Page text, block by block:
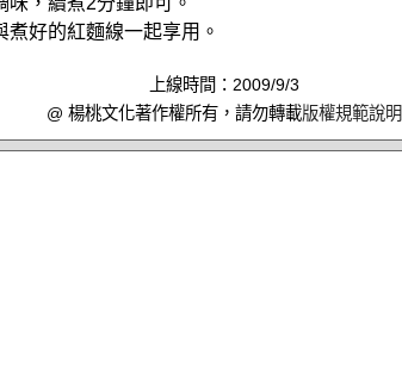
好的紅麵線一起享用。
上線時間：2009/9/3
@ 楊桃文化著作權所有，請勿轉載版權規範說明